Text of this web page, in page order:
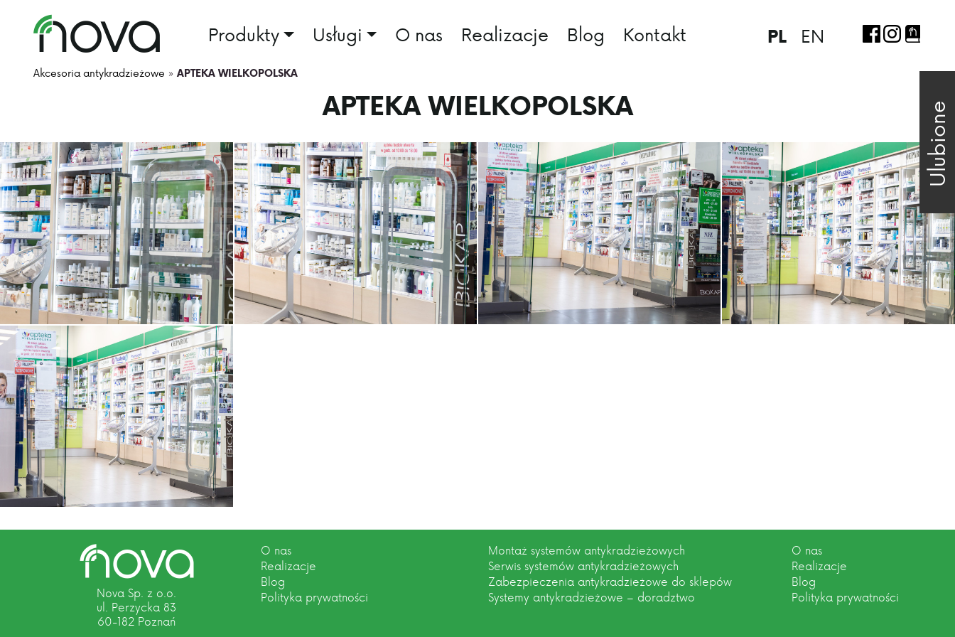
Ulubione
PL EN
Produkty Usługi O nas Realizacje Blog Kontakt
Akcesoria antykradzieżowe » APTEKA WIELKOPOLSKA
APTEKA WIELKOPOLSKA
Nova Sp. z o.o.
ul. Perzycka 83
60-182 Poznań
O nas
Realizacje
Blog
Polityka prywatności
Montaż systemów antykradzieżowych
Serwis systemów antykradzieżowych
Zabezpieczenia antykradzieżowe do sklepów
Systemy antykradzieżowe – doradztwo
O nas
Realizacje
Blog
Polityka prywatności